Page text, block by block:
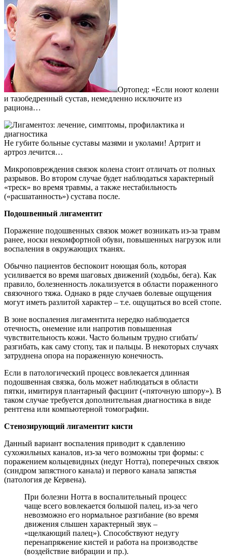
Ортопед: «Если ноют колени
и тазобедренный сустав, немедленно исключите из
рациона…
Не губите больные суставы мазями и уколами! Артрит и
артроз лечится…
Микроповреждения связок колена стоит отличать от полных
разрывов. Во втором случае будет наблюдаться характерный
«треск» во время травмы, а также нестабильность
(«расшатанность») сустава после.
Подошвенный лигаментит
Поражение подошвенных связок может возникать из-за травм
ранее, носки некомфортной обуви, повышенных нагрузок или
воспаления в окружающих тканях.
Обычно пациентов беспокоит ноющая боль, которая
усиливается во время шаговых движений (ходьбы, бега). Как
правило, болезненность локализуется в области пораженного
связочного тяжа. Однако в ряде случаев болевые ощущения
могут иметь разлитой характер – т.е. ощущаться во всей стопе.
В зоне воспаления лигаментита нередко наблюдается
отечность, онемение или напротив повышенная
чувствительность кожи. Часто больным трудно сгибать/
разгибать, как саму стопу, так и пальцы. В некоторых случаях
затруднена опора на пораженную конечность.
Если в патологический процесс вовлекается длинная
подошвенная связка, боль может наблюдаться в области
пятки, имитируя плантарный фасциит («пяточную шпору»). В
таком случае требуется дополнительная диагностика в виде
рентгена или компьютерной томографии.
Стенозирующий лигаментит кисти
Данный вариант воспаления приводит к сдавлению
сухожильных каналов, из-за чего возможны три формы: с
поражением кольцевидных (недуг Нотта), поперечных связок
(синдром запястного канала) и первого канала запястья
(патология де Кервена).
При болезни Нотта в воспалительный процесс
чаще всего вовлекается большой палец, из-за чего
невозможно его нормальное разгибание (во время
движения слышен характерный звук –
«щелкающий палец»). Способствуют недугу
перенапряжение кистей и работа на производстве
(воздействие вибрации и пр.).